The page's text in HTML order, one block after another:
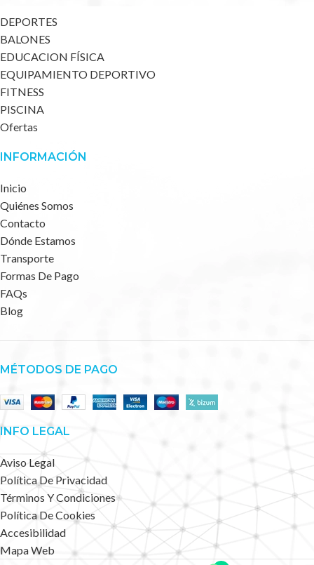
DEPORTES
BALONES
EDUCACION FÍSICA
EQUIPAMIENTO DEPORTIVO
FITNESS
PISCINA
Ofertas
INFORMACIÓN
Inicio
Quiénes Somos
Contacto
Dónde Estamos
Transporte
Formas De Pago
FAQs
Blog
MÉTODOS DE PAGO
INFO LEGAL
Aviso Legal
Política De Privacidad
Términos Y Condiciones
Política De Cookies
Accesibilidad
Mapa Web